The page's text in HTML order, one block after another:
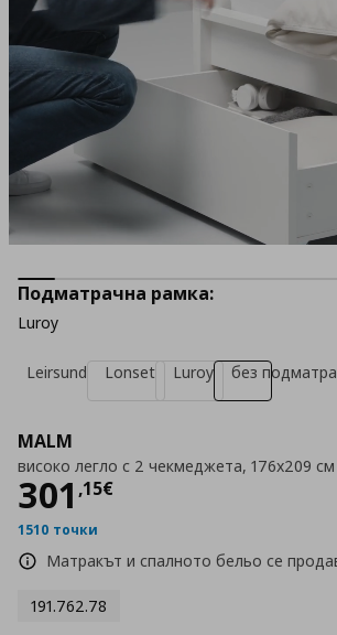
MALM
високо легло с 2 чекмеджета, 176x209 см
301 ,15€
Цена
1510 точки
Матракът и спалното бельо се
191.762.78
Подматрачна рамка:
Luroy
Leirsund Lonset Luroy без